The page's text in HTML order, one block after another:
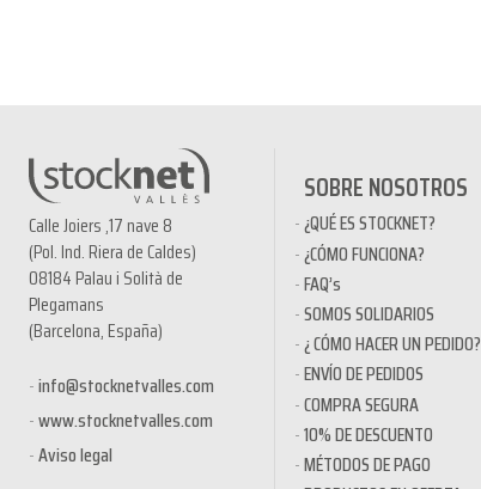
Calle Joiers ,17 nave 8
(Pol. Ind. Riera de Caldes)
08184 Palau i Solità de
Plegamans
(Barcelona, España)
info@stocknetvalles.com
www.stocknetvalles.com
Aviso legal
SOBRE NOSOTROS
¿QUÉ ES STOCKNET?
¿CÓMO FUNCIONA?
FAQ’s
SOMOS SOLIDARIOS
¿ CÓMO HACER UN PEDIDO?
ENVÍO DE PEDIDOS
COMPRA SEGURA
10% DE DESCUENTO
MÉTODOS DE PAGO